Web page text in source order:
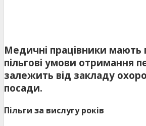
Медичні працівники мають
пільгові умови отримання
залежить від закладу
посади.
Пільги за вислугу років